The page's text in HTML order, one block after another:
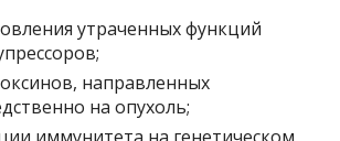
утраченных функций
направленных
на опухоль;